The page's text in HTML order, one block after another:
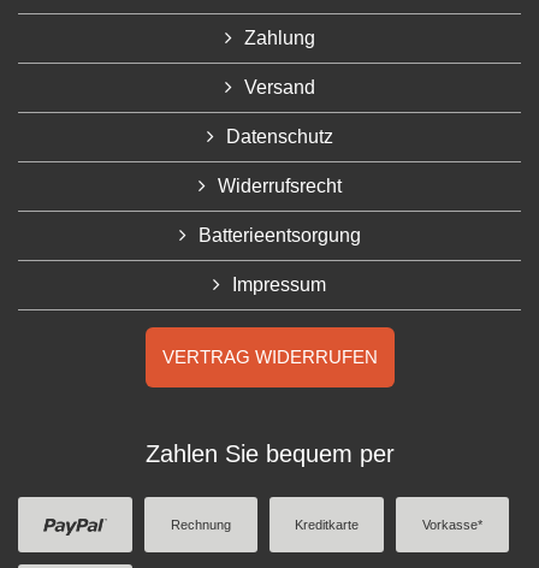
Zahlung
Versand
Datenschutz
Widerrufsrecht
Batterieentsorgung
Impressum
VERTRAG WIDERRUFEN
Zahlen Sie bequem per
Rechnung Kreditkarte Vorkasse*